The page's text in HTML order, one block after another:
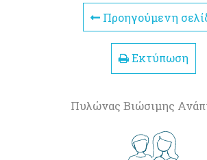
Προηγούμενη
Εκτύπωση
Πυλώνας Βιώσιμης